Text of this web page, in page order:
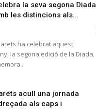
la seva segona Diada
les distincions als...
ha celebrat aquest
la segona edició de la Diada,
acull una jornada
als caps i